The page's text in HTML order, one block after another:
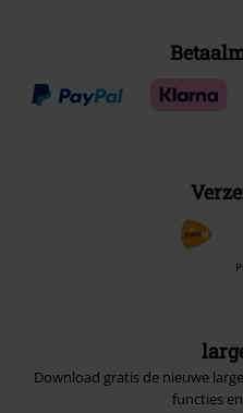
Download gratis de nieuwe
functies